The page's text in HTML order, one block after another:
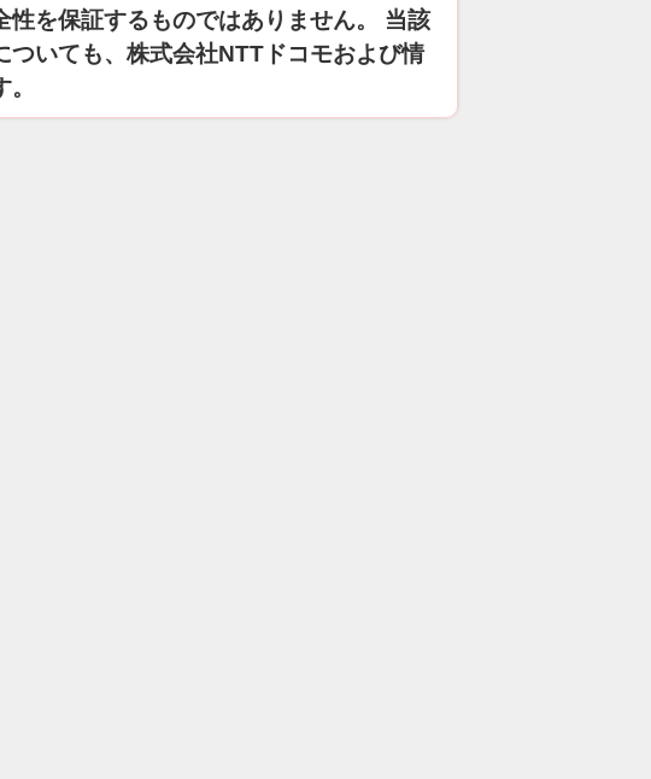
性を保証するものではありません。 当該
いても、株式会社NTTドコモおよび情